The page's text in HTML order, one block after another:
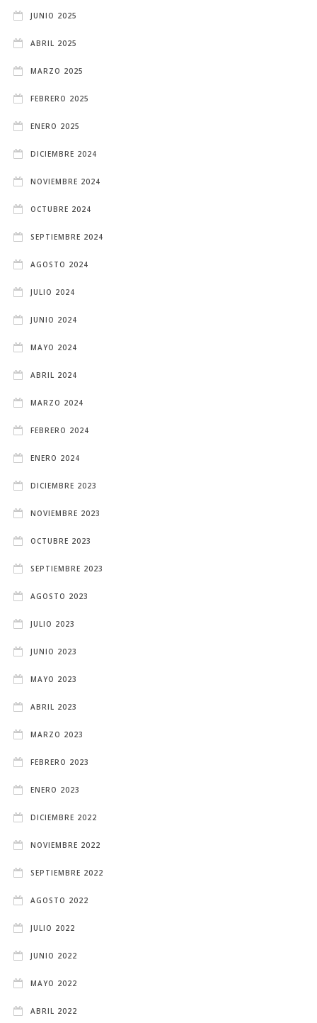
JUNIO 2025
ABRIL 2025
MARZO 2025
FEBRERO 2025
ENERO 2025
DICIEMBRE 2024
NOVIEMBRE 2024
OCTUBRE 2024
SEPTIEMBRE 2024
AGOSTO 2024
JULIO 2024
JUNIO 2024
MAYO 2024
ABRIL 2024
MARZO 2024
FEBRERO 2024
ENERO 2024
DICIEMBRE 2023
NOVIEMBRE 2023
OCTUBRE 2023
SEPTIEMBRE 2023
AGOSTO 2023
JULIO 2023
JUNIO 2023
MAYO 2023
ABRIL 2023
MARZO 2023
FEBRERO 2023
ENERO 2023
DICIEMBRE 2022
NOVIEMBRE 2022
SEPTIEMBRE 2022
AGOSTO 2022
JULIO 2022
JUNIO 2022
MAYO 2022
ABRIL 2022